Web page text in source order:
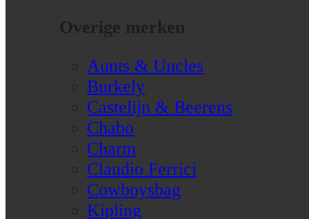
Overige merken
Aunts & Uncles
Burkely
Castelijn & Beerens
Chabo
Charm
Claudio Ferrici
Cowboysbag
Kipling